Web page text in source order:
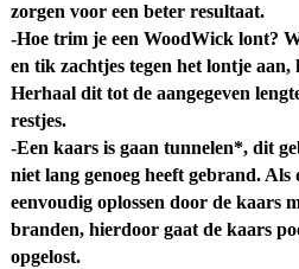
zorgen voor een beter resultaat.
-Hoe trim je een WoodWick lont?
en tik zachtjes tegen het lontje
Herhaal dit tot de aangegeven
restjes.
-Een kaars is gaan tunnelen*, dit
niet lang genoeg heeft gebrand.
eenvoudig oplossen door de kaars
branden, hierdoor gaat de kaars
opgelost.